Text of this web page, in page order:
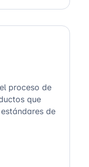
proceso de
que
de